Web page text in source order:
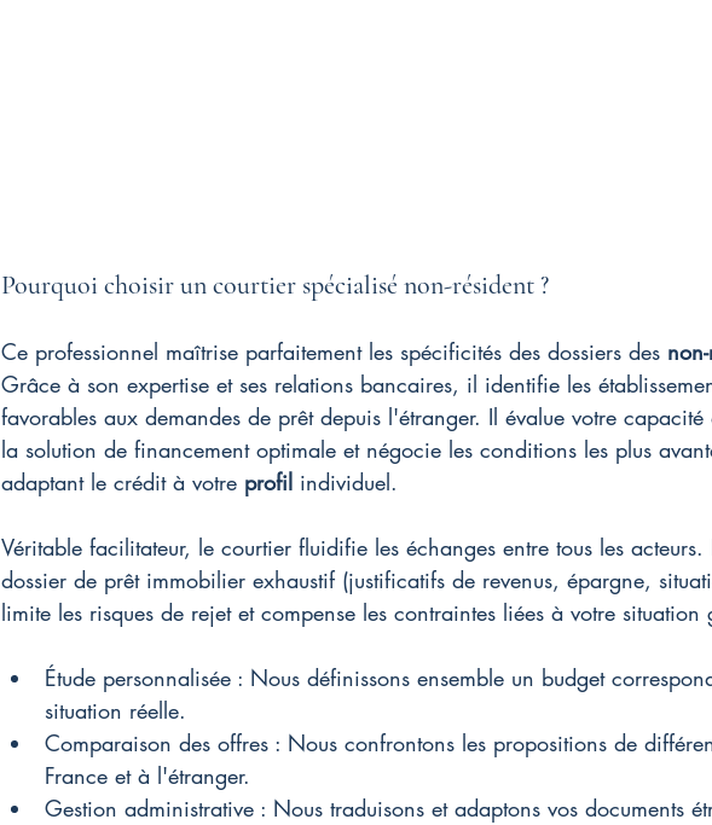
Pourquoi choisir un courtier spécialisé non-résident ?
Ce professionnel maîtrise parfaitement les spécificités des dossiers des
Grâce à son expertise et ses relations bancaires, il identifie les
favorables aux demandes de prêt depuis l'étranger. Il évalue votre
la solution de financement optimale et négocie les conditions les plus
adaptant le crédit à votre profil individuel.
Véritable facilitateur, le courtier fluidifie les échanges entre tous les
dossier de prêt immobilier exhaustif (justificatifs de revenus, épargne,
limite les risques de rejet et compense les contraintes liées à votre situation
Étude personnalisée : Nous définissons ensemble un budget
situation réelle.
Comparaison des offres : Nous confrontons les propositions de
France et à l'étranger.
Gestion administrative : Nous traduisons et adaptons vos documents